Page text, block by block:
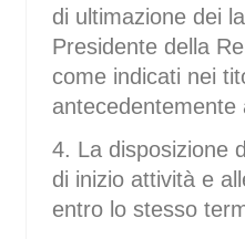
di ultimazione dei
Presidente della
come indicati nei
antecedentemente
4. La disposizione
di inizio attività e
entro lo stesso